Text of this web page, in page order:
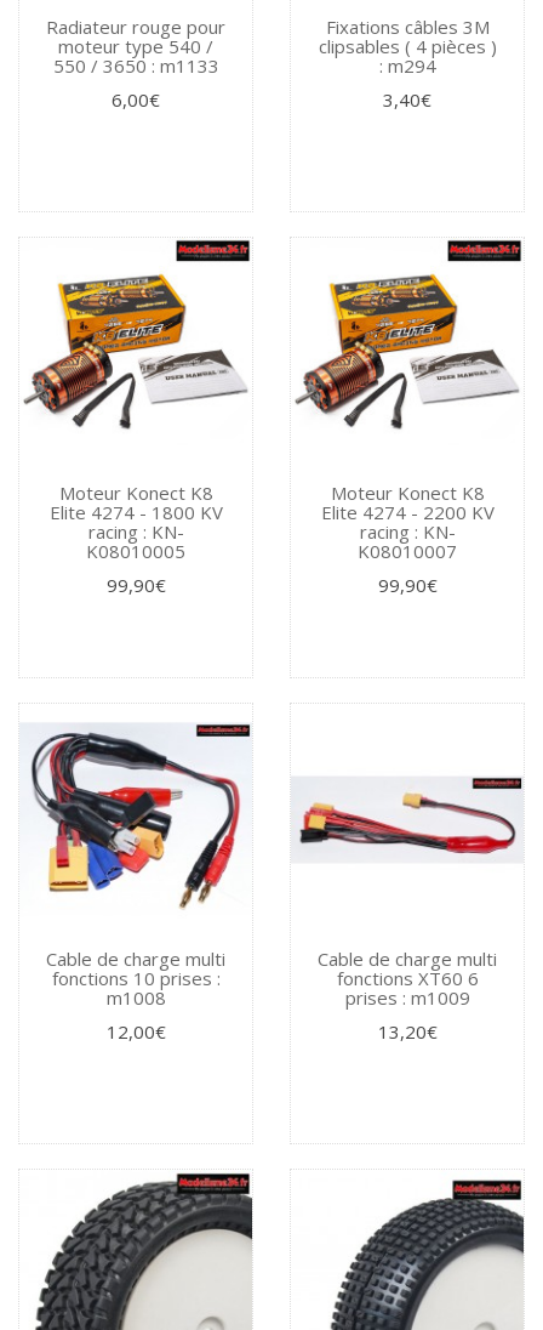
Radiateur rouge pour
moteur type 540 /
550 / 3650 : m1133
6,00€
Fixations câbles 3M
clipsables ( 4 pièces )
: m294
3,40€
Moteur Konect K8
Elite 4274 - 1800 KV
racing : KN-
K08010005
99,90€
Moteur Konect K8
Elite 4274 - 2200 KV
racing : KN-
K08010007
99,90€
Cable de charge multi
fonctions 10 prises :
m1008
12,00€
Cable de charge multi
fonctions XT60 6
prises : m1009
13,20€